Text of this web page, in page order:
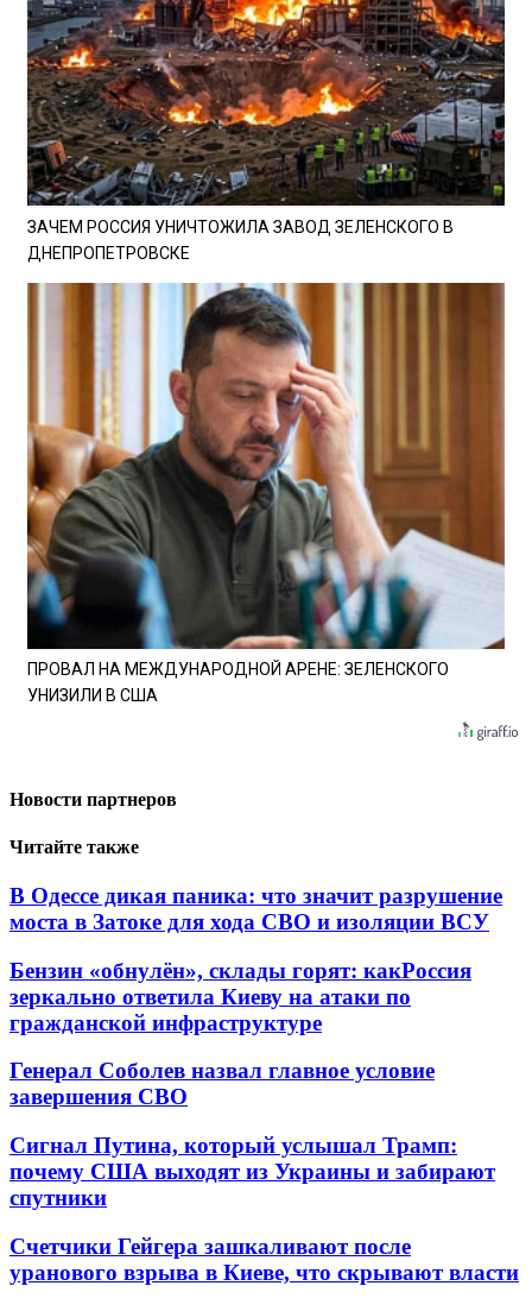
ЗАЧЕМ РОССИЯ УНИЧТОЖИЛА ЗАВОД ЗЕЛЕНСКОГО В
ДНЕПРОПЕТРОВСКЕ
ПРОВАЛ НА МЕЖДУНАРОДНОЙ АРЕНЕ: ЗЕЛЕНСКОГО
УНИЗИЛИ В США
Новости партнеров
Читайте также
В Одессе дикая паника: что значит разрушение
моста в Затоке для хода СВО и изоляции ВСУ
Бензин «обнулён», склады горят: какРоссия
зеркально ответила Киеву на атаки по
гражданской инфраструктуре
Генерал Соболев назвал главное условие
завершения СВО
Сигнал Путина, который услышал Трамп:
почему США выходят из Украины и забирают
спутники
Счетчики Гейгера зашкаливают после
уранового взрыва в Киеве, что скрывают власти